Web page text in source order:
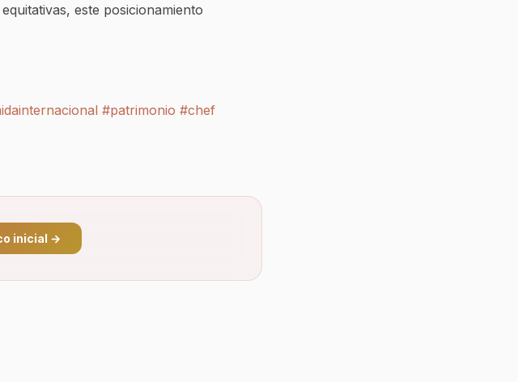
este posicionamiento
#patrimonio #chef
inicial →